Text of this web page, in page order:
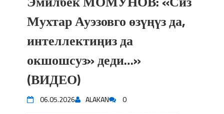
Мухтар Ауэзовго өзүңүз да,
интеллектиңиз да
окшошсуз» деди…»
(ВИДЕО)
06.05.2026 ALAKAN 0